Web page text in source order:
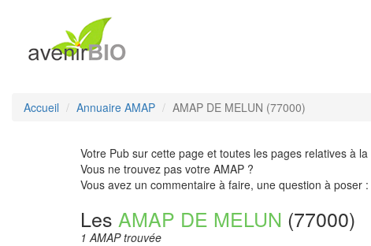
Accueil Annuaire AMAP AMAP DE MELUN (77000)
Votre Pub sur cette page et toutes les pages relatives à la
Vous ne trouvez pas votre AMAP ?
Vous avez un commentaire à faire, une question à poser :
Les AMAP DE MELUN (77000)
1 AMAP trouvée